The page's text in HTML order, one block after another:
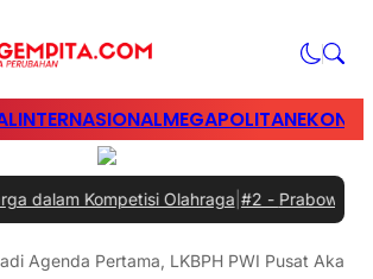
INTERNASIONALMEGAPOLITAN
Kompetisi Olahraga|#2 -Prabowo Minta
Agenda Pertama, LKBPH PWI Pusat Akan